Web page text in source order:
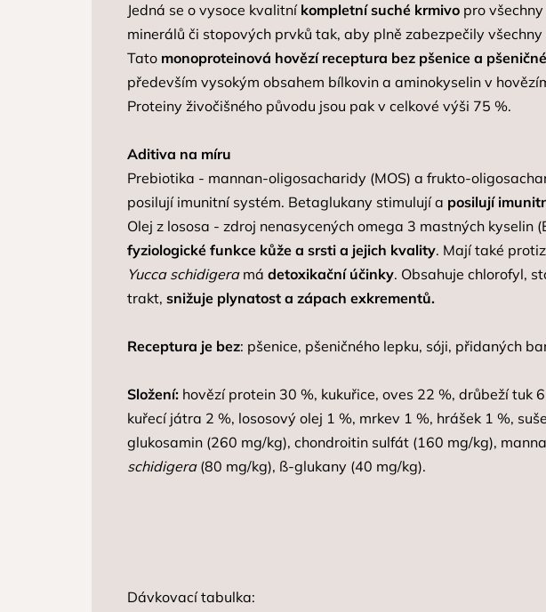
Jedná se o vysoce kvalitní kompletní suché krmivo pro
minerálů či stopových prvků tak, aby plně zabezpečily
Tato monoproteinová hovězí receptura bez pšenice a
především vysokým obsahem bílkovin a aminokyselin v
Proteiny živočišného původu jsou pak v celkové výši 75 %.
Aditiva na míru
Prebiotika - mannan-oligosacharidy (MOS) a frukto-
posilují imunitní systém. Betaglukany stimulují a posilují
Olej z lososa - zdroj nenasycených omega 3 mastných kyselin
fyziologické funkce kůže a srsti a jejich kvality. Mají také
Yucca schidigera má detoxikační účinky. Obsahuje chlorofyl,
trakt, snižuje plynatost a zápach exkrementů.
Receptura je bez: pšenice, pšeničného lepku, sóji, přidaných
Složení: hovězí protein 30 %, kukuřice, oves 22 %, drůbeží tuk
kuřecí játra 2 %, lososový olej 1 %, mrkev 1 %, hrášek 1 %,
glukosamin (260 mg/kg), chondroitin sulfát (160 mg/kg),
schidigera (80 mg/kg), ß-glukany (40 mg/kg).
Dávkovací tabulka: